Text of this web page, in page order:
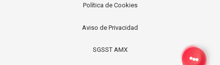
Política de Cookies
Aviso de Privacidad
SGSST AMX